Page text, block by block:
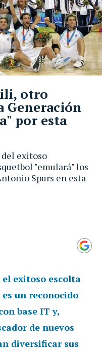
exitoso
"emulará" los
Spurs en esta
otro
Generación
por esta
exitoso escolta
un reconocido
base IT y,
de nuevos
diversificar sus